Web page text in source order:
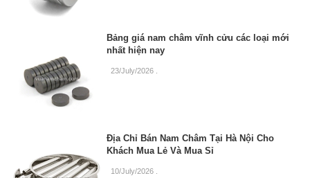
Bảng giá nam châm vĩnh cửu các loại mới
nhất hiện nay
23/July/2026
Địa Chỉ Bán Nam Châm Tại Hà Nội Cho
Khách Mua Lẻ Và Mua Sỉ
10/July/2026